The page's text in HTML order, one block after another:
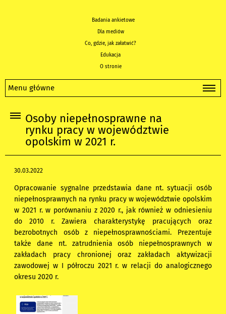
Badania ankietowe
Dla mediów
Co, gdzie, jak załatwić?
Edukacja
O stronie
Menu główne
Osoby niepełnosprawne na
rynku pracy w województwie
opolskim w 2021 r.
30.03.2022
Opracowanie sygnalne przedstawia dane nt. sytuacji osób
niepełnosprawnych na rynku pracy w województwie opolskim
w 2021 r. w porównaniu z 2020 r., jak również w odniesieniu
do 2010 r. Zawiera charakterystykę pracujących oraz
bezrobotnych osób z niepełnosprawnościami. Prezentuje
także dane nt. zatrudnienia osób niepełnosprawnych w
zakładach pracy chronionej oraz zakładach aktywizacji
zawodowej w I półroczu 2021 r. w relacji do analogicznego
okresu 2020 r.